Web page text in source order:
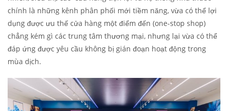
chính là những kênh phân phối mới tiềm năng, vừa có thể lợi
dụng được ưu thế cửa hàng một điểm đến (one-stop shop)
chẳng kém gì các trung tâm thương mại, nhưng lại vừa có thể
đáp ứng được yêu cầu không bị gián đoạn hoạt động trong
mùa dịch.